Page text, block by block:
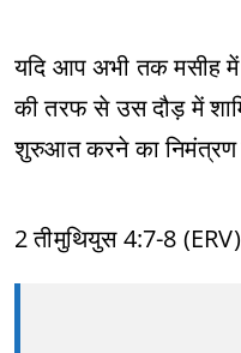
यदि आप अभी तक मसीह में
की तरफ से उस दौड़ में
शुरुआत करने का निमंत्रण
2 तीमुथियुस 4:7-8